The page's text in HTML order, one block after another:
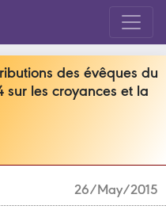
des évêques du
sur les croyances et la
26/May/2015